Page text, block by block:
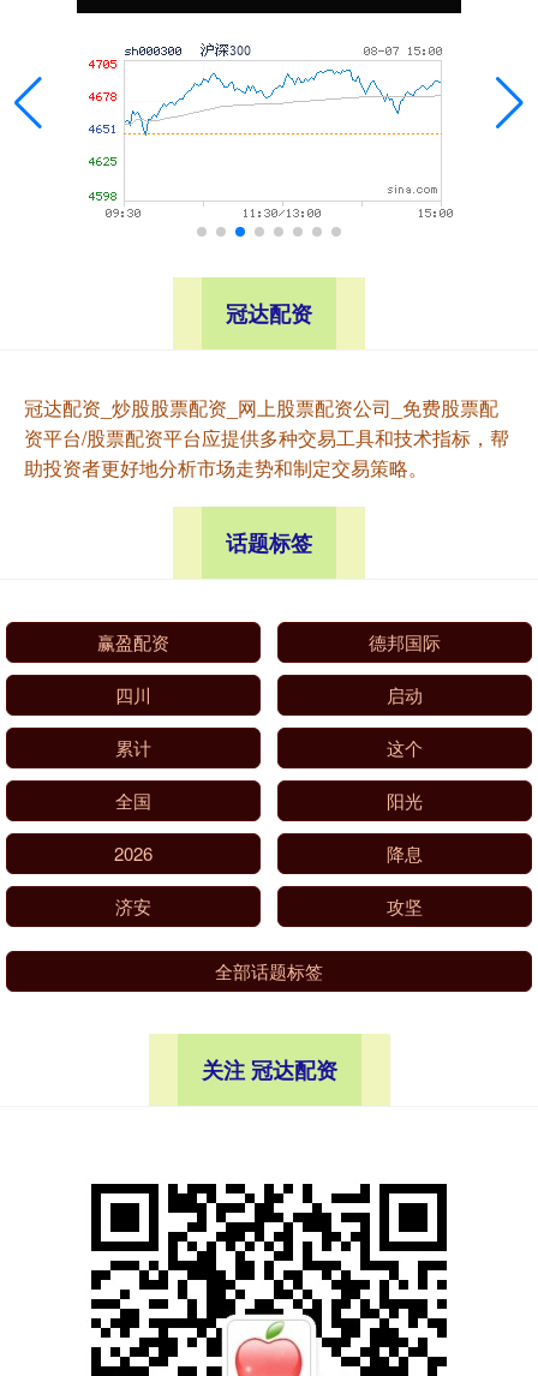
冠达配资
冠达配资_炒股股票配资_网上股票配资公司_免费股票配
资平台/股票配资平台应提供多种交易工具和技术指标，帮
助投资者更好地分析市场走势和制定交易策略。
话题标签
赢盈配资 德邦国际
四川 启动
累计 这个
全国 阳光
2026 降息
济安 攻坚
全部话题标签
关注 冠达配资